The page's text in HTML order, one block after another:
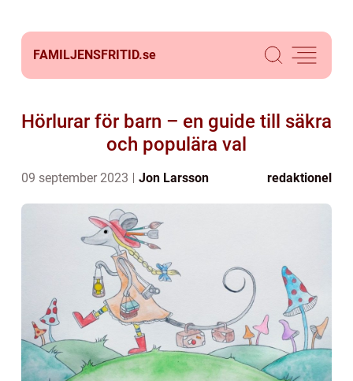
FAMILJENSFRITID.se
Hörlurar för barn – en guide till säkra
och populära val
09 september 2023 Jon Larsson redaktionel